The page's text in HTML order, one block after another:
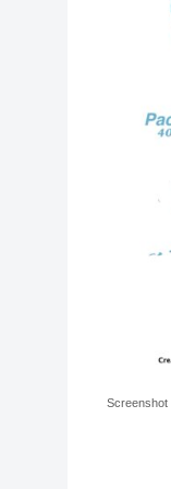
Screenshot